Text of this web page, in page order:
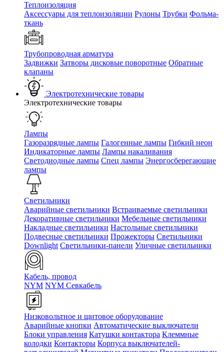
Теплоизоляция
Аксессуары для теплоизоляции Рулоны Трубки Фольма-
ткань
Трубопроводная арматура
Задвижки Затворы дисковые поворотные Обратные
клапаны
Электротехнические товары
Электротехнические товары
Лампы
Газоразрядные лампы Галогенные лампы Гибкий неон
Индикаторные лампы Лампы накаливания
Светодиодные лампы Спец лампы Энергосберегающие
лампы
Светильники
Аварийные светильники Встраиваемые светильники
Декоративные светильники Мебельные светильники
Накладные светильники Настольные светильники
Подвесные светильники Прожекторы Светильники
Downlight Светильники-панели Уличные светильники
Кабель, провод
NYM NYM Севкабель
Низковольтное и щитовое оборудование
Аварийные кнопки Автоматические выключатели
Блоки управления Катушки контактора Клеммные
колодки Контакторы Корпуса выключателей-